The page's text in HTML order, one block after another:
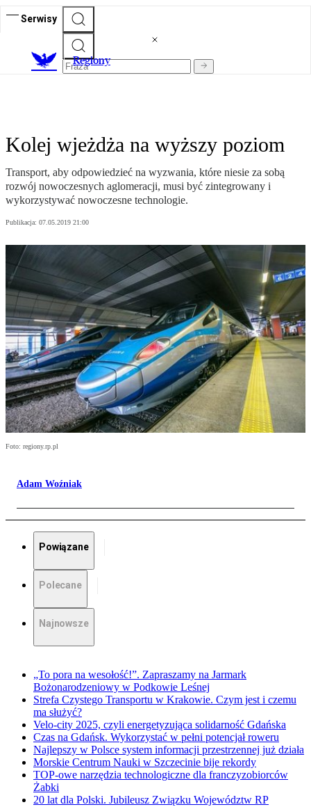
Serwisy
Regiony
Kolej wjeżdża na wyższy poziom
Transport, aby odpowiedzieć na wyzwania, które niesie za sobą
rozwój nowoczesnych aglomeracji, musi być zintegrowany i
wykorzystywać nowoczesne technologie.
Publikacja: 07.05.2019 21:00
Foto: regiony.rp.pl
Adam Woźniak
Powiązane
Polecane
Najnowsze
„To pora na wesołość!”. Zapraszamy na Jarmark
Bożonarodzeniowy w Podkowie Leśnej
Strefa Czystego Transportu w Krakowie. Czym jest i czemu
ma służyć?
Velo-city 2025, czyli energetyzująca solidarność Gdańska
Czas na Gdańsk. Wykorzystać w pełni potencjał roweru
Najlepszy w Polsce system informacji przestrzennej już działa
Morskie Centrum Nauki w Szczecinie bije rekordy
TOP-owe narzędzia technologiczne dla franczyzobiorców
Żabki
20 lat dla Polski. Jubileusz Związku Województw RP